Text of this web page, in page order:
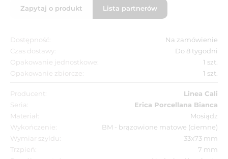
Zapytaj o produkt Lista partnerów
Dostępność:
Na zamówienie
Czas dostawy:
Do 8 tygodni
Opakowanie jednostkowe:
1 szt.
Opakowanie zbiorcze:
1 szt.
Producent:
Linea Cali
Seria:
Erica Porcellana Bianca
Materiał:
Mosiądz
Wykończenie:
BM - brązowione matowe (ciemne)
Wymiar szyldu:
33x73 mm
Trzpień:
7 mm